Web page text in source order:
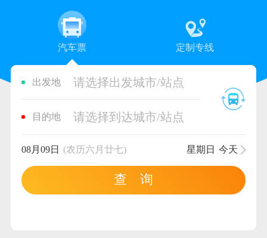
汽车票 定制专线
出发地 请选择出发城市/站点
目的地 请选择到达城市/站点
08月09日 (农历六月廿七) 星期日 今天
查 询